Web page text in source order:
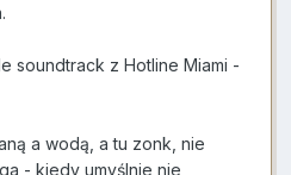
soundtrack z Hotline Miami -
a wodą, a tu zonk, nie
- kiedy umyślnie nie